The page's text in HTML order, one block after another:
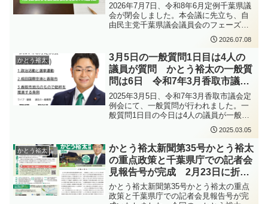
2026年7月7日、令和8年6月定例千葉県議
会が閉会しました。本会議に先立ち、自
由民主党千葉県議会議員会のフェーズフ
リー政策推進議員連盟総会が開催されま
した。フェーズフリーとは、日常時と災
害時を分けて考えるのではなく、普段か
ら使うものやサービス、施設などを、災
害時にも役立つ形にしていこうという考
え方です。千葉県は、台風・豪雨・地震
など、さまざまな災害への備えが必要な
地域です。災害時のためだけに特別な備
えをするのではなく、日常生活や地域づ
くりの中に防災の視点を取り入れていく
ことは、県民の安心・安全を守る上で大
変重要だと考えています。その後、本会
議では総括審議、討論、採決が行われ、
知事提出の22件の議案が可決・承認・同
意されました。今回の定例会では、条例
改正、契約案件、補正予算、人事案件な
ど、県政運営に関わる重要な議案につい
て審議が行われました。議会での議論を
2026.07.08
かとう裕太
3月5日の一般質問1日目は4人の
議員が質問 かとう裕太の一般質
問は6日 令和7年3月香取市議会
定例会
2025年3月5日、令和7年3月香取市議会定
例会にて、一般質問が行われました。一
般質問1日目の今日は4人の議員が一般質
問を行いました。かとう裕太は3月6日の1
番目で10時から登壇して一般質問を行う
予定です。議会はインターネット中継も
されていますし、録画も観られますの
で、そちらでもご覧いただけます。過去
の議会の録画もご覧いただけます。
2025.03.05
かとう裕太
かとう裕太新聞第35号かとう裕太
の重点政策と千葉県庁での記者会
見報告号が完成 2月23日に折込
予定
かとう裕太新聞第35号かとう裕太の重点
政策と千葉県庁での記者会見報告号が完